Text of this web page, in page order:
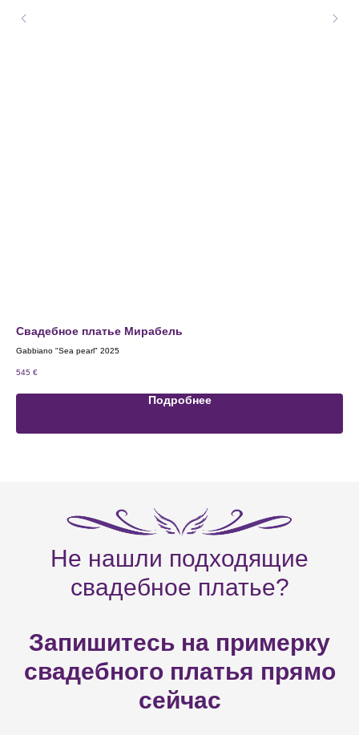
Свадебное платье Мирабель
Gabbiano "Sea pearl" 2025
545 €
Подробнее
Не нашли подходящие
свадебное платье?
Запишитесь на примерку
свадебного платья прямо
сейчас